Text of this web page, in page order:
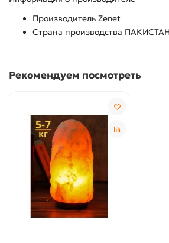
Производитель Zenet
Страна производства ПАКИСТАН
Рекомендуем посмотреть